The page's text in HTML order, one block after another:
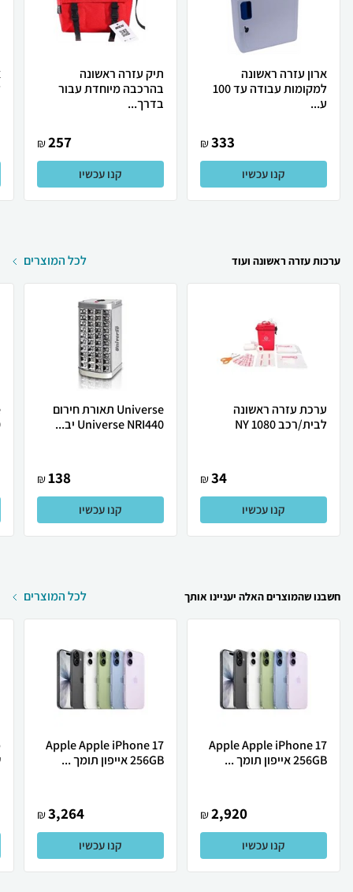
ארון עזרה ראשונה
למקומות עבודה עד 100
ע...
333
₪
קנו עכשיו
תיק עזרה ראשונה
בהרכבה מיוחדת עבור
בדרך...
257
₪
קנו עכשיו
ערכות עזרה ראשונה ועוד לכל המוצרים
ערכת עזרה ראשונה
לבית/רכב NY 1080
34
₪
קנו עכשיו
Universe תאורת חירום
Universe NRI440‎ יב...
138
₪
קנו עכשיו
חשבנו שהמוצרים האלה יעניינו אותך לכל המוצרים
Apple Apple iPhone 17
256GB אייפון תומך ...
2,920
₪
קנו עכשיו
Apple Apple iPhone 17
256GB אייפון תומך ...
3,264
₪
קנו עכשיו